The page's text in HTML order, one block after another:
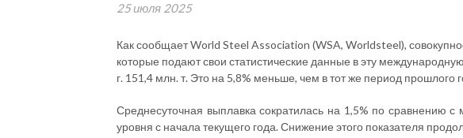
25 июля 2025
Как сообщает World Steel Association (WSA, Worldsteel),
которые подают свои статистические данные в эту
г. 151,4 млн. т. Это на 5,8% меньше, чем в тот же период прошлого
Среднесуточная выплавка сократилась на 1,5% по сравнению
уровня с начала текущего года. Снижение этого показателя